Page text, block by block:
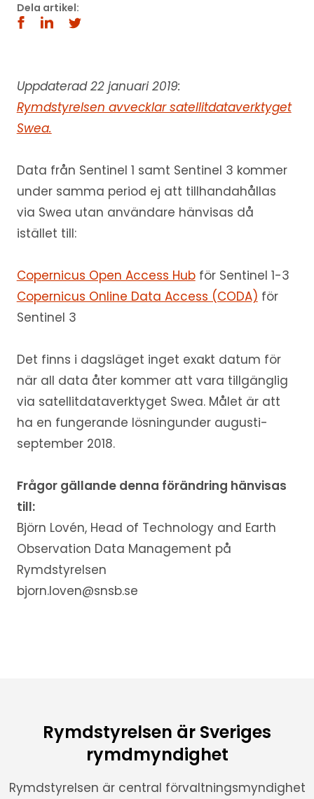
Dela artikel:
Uppdaterad 22 januari 2019:
Rymdstyrelsen avvecklar satellitdataverktyget
Swea.
Data från Sentinel 1 samt Sentinel 3 kommer
under samma period ej att tillhandahållas
via Swea utan användare hänvisas då
istället till:
Copernicus Open Access Hubför Sentinel 1-3
Copernicus Online Data Access (CODA) för
Sentinel 3
Det finns i dagsläget inget exakt datum för
när all data åter kommer att vara tillgänglig
via satellitdataverktyget Swea. Målet är att
ha en fungerande lösningunder augusti-
september 2018.
Frågor gällande denna förändring hänvisas
till:
Björn Lovén, Head of Technology and Earth
Observation Data Management på
Rymdstyrelsen
bjorn.loven@snsb.se
Rymdstyrelsen är Sveriges
rymdmyndighet
Rymdstyrelsen är central förvaltningsmyndighet